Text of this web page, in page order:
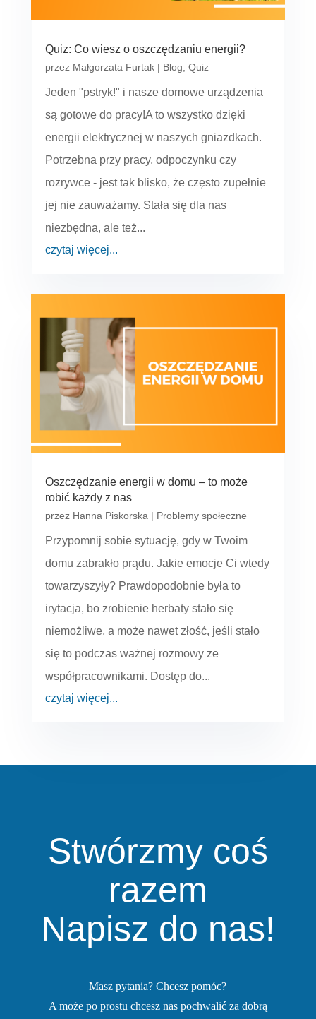
Quiz: Co wiesz o oszczędzaniu energii?
przez Małgorzata Furtak| Blog Quiz
Jeden "pstryk!" i nasze domowe urządzenia
są gotowe do pracy!A to wszystko dzięki
energii elektrycznej w naszych gniazdkach.
Potrzebna przy pracy, odpoczynku czy
rozrywce - jest tak blisko, że często zupełnie
jej nie zauważamy. Stała się dla nas
niezbędna, ale też...
czytaj więcej...
Oszczędzanie energii w domu ‒ to może
robić każdy z nas
przez Hanna Piskorska| Problemy społeczne
Przypomnij sobie sytuację, gdy w Twoim
domu zabrakło prądu. Jakie emocje Ci wtedy
towarzyszyły? Prawdopodobnie była to
irytacja, bo zrobienie herbaty stało się
niemożliwe, a może nawet złość, jeśli stało
się to podczas ważnej rozmowy ze
współpracownikami. Dostęp do...
czytaj więcej...
Stwórzmy coś
razem
Napisz do nas!
Masz pytania? Chcesz pomóc?
A może po prostu chcesz nas pochwalić za dobrą